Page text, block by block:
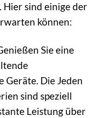
Hier sind einige der
können:
Sie eine
Geräte. Die Jeden
sind speziell
Leistung über